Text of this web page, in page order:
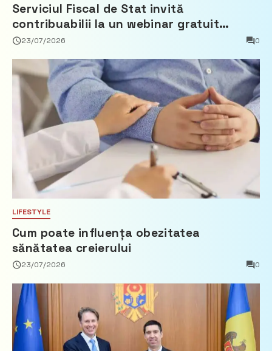
Serviciul Fiscal de Stat invită
contribuabilii la un webinar gratuit
privind calculul impozitului pe bunurile
23/07/2026 0
LIFESTYLE
Cum poate influența obezitatea
sănătatea creierului
23/07/2026 0